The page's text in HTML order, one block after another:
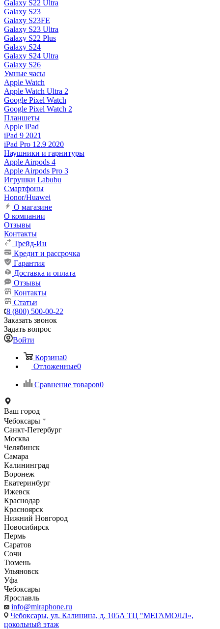
Galaxy S22 Ultra
Galaxy S23
Galaxy S23FE
Galaxy S23 Ultra
Galaxy S22 Plus
Galaxy S24
Galaxy S24 Ultra
Galaxy S26
Умные часы
Apple Watch
Apple Watch Ultra 2
Google Pixel Watch
Google Pixel Watch 2
Планшеты
Apple iPad
iPad 9 2021
iPad Pro 12.9 2020
Наушники и гарнитуры
Apple Airpods 4
Apple Airpods Pro 3
Игрушки Labubu
Смартфоны
Honor/Huawei
О магазине
О компании
Отзывы
Контакты
Трейд-Ин
Кредит и рассрочка
Гарантия
Доставка и оплата
Отзывы
Контакты
Статьи
8 (800) 500-00-22
Заказать звонок
Задать вопрос
Войти
Корзина0
Отложенные0
Сравнение товаров0
Ваш город
Чебоксары
Санкт-Петербург
Москва
Челябинск
Самара
Калининград
Воронеж
Екатеринбург
Ижевск
Краснодар
Красноярск
Нижний Новгород
Новосибирск
Пермь
Саратов
Сочи
Тюмень
Ульяновск
Уфа
Чебоксары
Ярославль
info@miraphone.ru
Чебоксары, ул. Калинина, д. 105А ТЦ "МЕГАМОЛЛ»,
цокольный этаж